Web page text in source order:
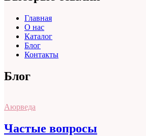
Главная
О нас
Каталог
Блог
Контакты
Блог
Аюрведа
Частые вопросы